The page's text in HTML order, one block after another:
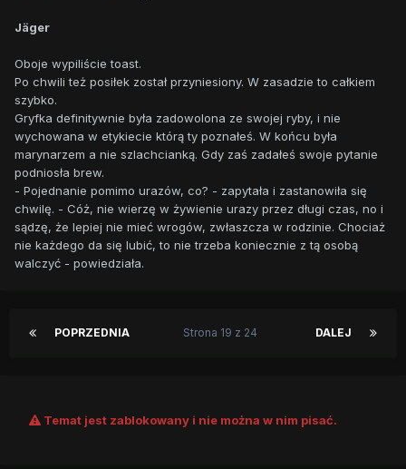
Jäger
Oboje wypiliście toast.
Po chwili też posiłek został przyniesiony. W zasadzie to całkiem
szybko.
Gryfka definitywnie była zadowolona ze swojej ryby, i nie
wychowana w etykiecie którą ty poznałeś. W końcu była
marynarzem a nie szlachcianką. Gdy zaś zadałeś swoje pytanie
podniosła brew.
- Pojednanie pomimo urazów, co? - zapytała i zastanowiła się
chwilę. - Cóż, nie wierzę w żywienie urazy przez długi czas, no i
sądzę, że lepiej nie mieć wrogów, zwłaszcza w rodzinie. Chociaż
nie każdego da się lubić, to nie trzeba koniecznie z tą osobą
walczyć - powiedziała.
POPRZEDNIA DALEJ
Strona 19 z 24
Temat jest zablokowany i nie można w nim pisać.